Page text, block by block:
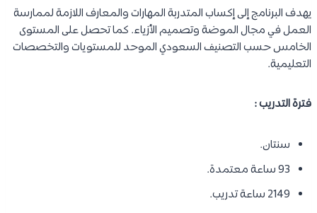
يهدف البرنامج إلى إكساب المتدربة المهارات والمعارف اللازمة لممارسة
العمل في مجال الموضة وتصميم الأزياء. كما تحصل على المستوى
الخامس حسب التصنيف السعودي الموحد للمستويات والتخصصات
التعليمية.
فترة التدريب :
سنتان.
93 ساعة معتمدة.
2149 ساعة تدريب.